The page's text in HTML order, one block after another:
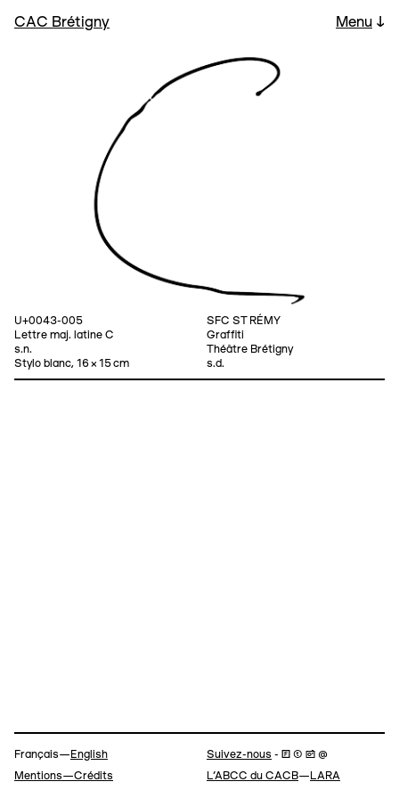
CAC Brétigny Menu ↓
U+0043-005
Lettre maj. latine C
SFC ST RÉMY
Graffiti
s.n.
Stylo blanc, 16 × 15 cm
Théâtre Brétigny
s.d.
Navigation
Français— English Suivez-nous - 🄵 ⓣ 📷 @
Mentions—Crédits L’ABCC du CACB— LARA